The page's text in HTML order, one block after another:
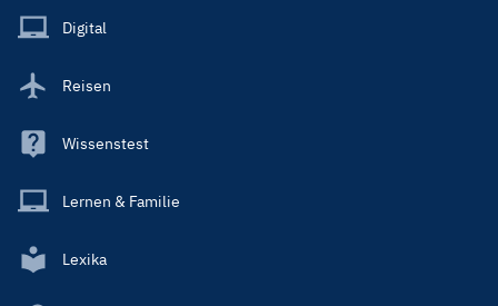
Main
Digital
Reisen
Wissenstest
Lernen & Familie
Lexika